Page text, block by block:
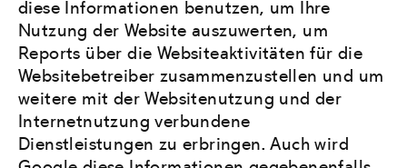
diese Informationen benutzen, um Ihre
Nutzung der Website auszuwerten, um
Reports über die Websiteaktivitäten für die
Websitebetreiber zusammenzustellen und um
weitere mit der Websitenutzung und der
Internetnutzung verbundene
Dienstleistungen zu erbringen. Auch wird